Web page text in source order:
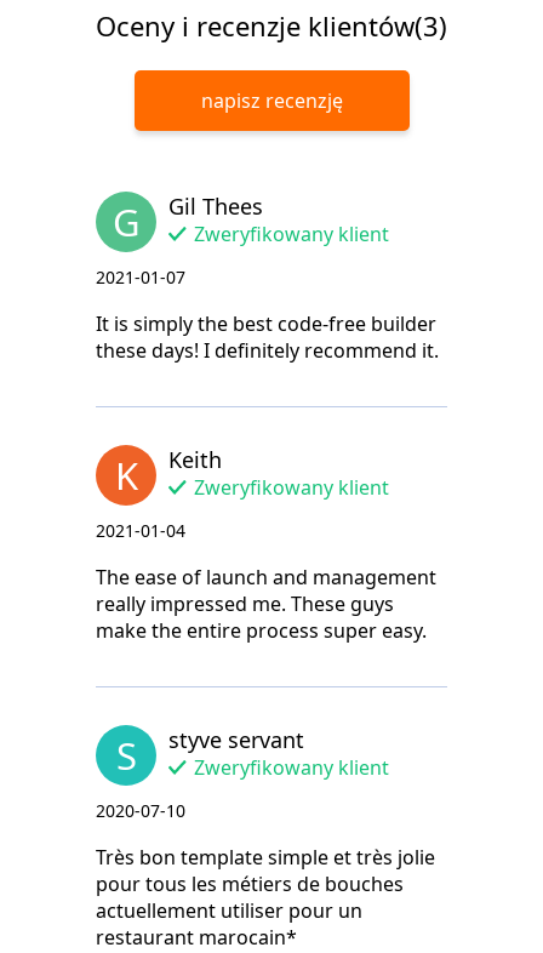
Oceny i recenzje klientów(3)
napisz recenzję
G Gil Thees
Zweryfikowany klient
2021-01-07
It is simply the best code-free builder
these days! I definitely recommend it.
K Keith
Zweryfikowany klient
2021-01-04
The ease of launch and management
really impressed me. These guys
make the entire process super easy.
S styve servant
Zweryfikowany klient
2020-07-10
Très bon template simple et très jolie
pour tous les métiers de bouches
actuellement utiliser pour un
restaurant marocain*